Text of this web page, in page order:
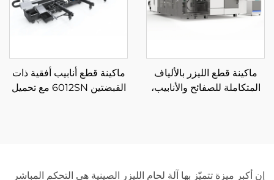
ماكينة قطع الليزر بالألياف
المتكاملة للصفائح والأنابيب،
ماكينة قطع أنابيب أفقية ذات
القبضتين 6012SN مع تحميل
إن أكبر ميزة تتميّز بها آلة لحام الليزر الصينية هي التحكم المباشر